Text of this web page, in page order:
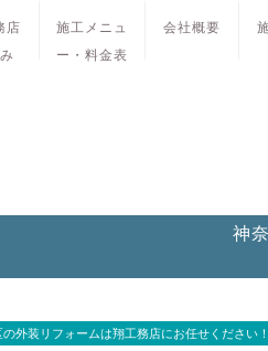
店
施工メニュ
ー・料金表
会社概要
神
外装リフォームは翔工務店にお任せください！